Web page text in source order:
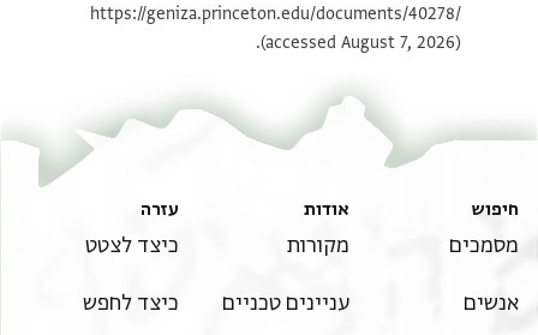
תנאי היתר שימוש בתצלום
https://geniza.princeton.edu/documents/40278/
(accessed August 7, 2026).
חיפוש
מסמכים
אנשים
אודות
מקורות
עניינים טכניים
עזרה
כיצד לצטט
כיצד לחפש